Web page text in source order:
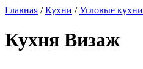
Главная /Кухни /Угловые кухни
Кухня Визаж